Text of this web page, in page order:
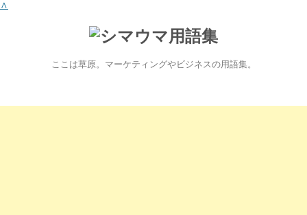
∧
ここは草原。マーケティングやビジネスの用語集。